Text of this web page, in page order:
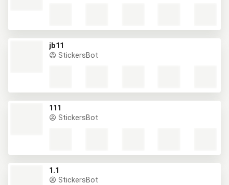
jb11
StickersBot
111
StickersBot
1.1
StickersBot